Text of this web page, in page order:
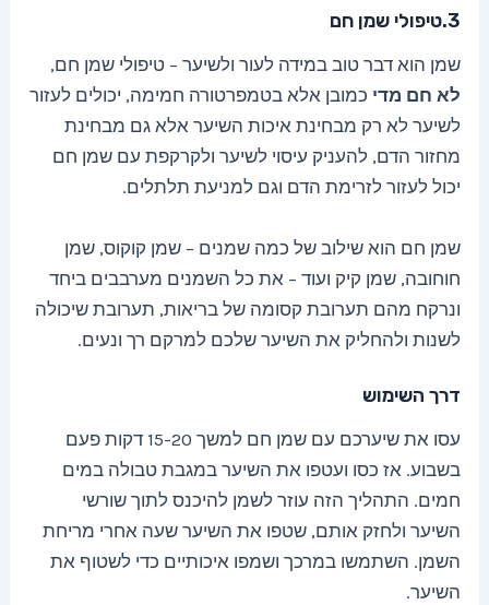
3.טיפולי שמן חם
שמן הוא דבר טוב במידה לעור ולשיער – טיפולי שמן חם,
לא חם מדי כמובן אלא בטמפרטורה חמימה, יכולים לעזור
לשיער לא רק מבחינת איכות השיער אלא גם מבחינת
מחזור הדם, להעניק עיסוי לשיער ולקרקפת עם שמן חם
יכול לעזור לזרימת הדם וגם למניעת תלתלים.
שמן חם הוא שילוב של כמה שמנים – שמן קוקוס, שמן
חוחובה, שמן קיק ועוד – את כל השמנים מערבבים ביחד
ונרקח מהם תערובת קסומה של בריאות, תערובת שיכולה
לשנות ולהחליק את השיער שלכם למרקם רך ונעים.
דרך השימוש
עסו את שיערכם עם שמן חם למשך 15-20 דקות פעם
בשבוע. אז כסו ועטפו את השיער במגבת טבולה במים
חמים. התהליך הזה עוזר לשמן להיכנס לתוך שורשי
השיער ולחזק אותם, שטפו את השיער שעה אחרי מריחת
השמן. השתמשו במרכך ושמפו איכותיים כדי לשטוף את
השיער.